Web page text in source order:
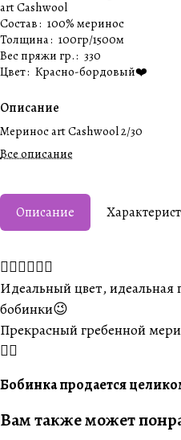
art Cashwool
Состав: 100% меринос
Толщина: 100гр/1500м
Вес пряжи гр.: 330
Цвет: Красно-бордовый❤️
Описание
Меринос art Cashwool 2/30
Все описание
Описание
❤️‍🔥❤️‍🔥❤️‍🔥
Идеальный цвет, идеальная
бобинки😉
Прекрасный гребенной
👌🏼
Бобинка продается
Вам также может